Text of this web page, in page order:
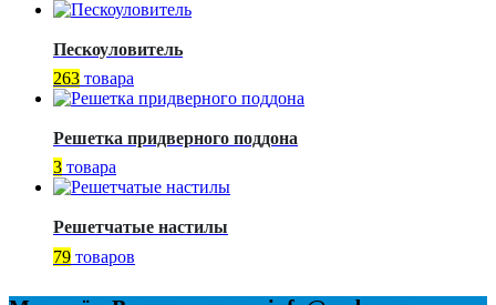
Пескоуловитель
263 товара
Решетка придверного поддона
3 товара
Решетчатые настилы
79 товаров